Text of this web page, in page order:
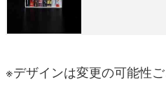
※デザインは変更の可能性ご